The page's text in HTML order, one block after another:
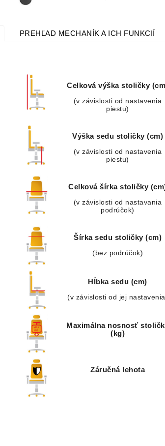
PREHĽAD MECHANÍK A ICH FUNKCIÍ
Celková výška stoličky
(v závislosti od nastavenia
piestu)
Výška sedu stoličky (cm)
(v závislosti od nastavenia
piestu)
Celková šírka stoličky
(v závislosti od nastavania
podrúčok)
Šírka sedu stoličky (cm)
(bez podrúčok)
Hĺbka sedu (cm)
(v závislosti od jej
Maximálna nosnosť
(kg)
Záručná lehota